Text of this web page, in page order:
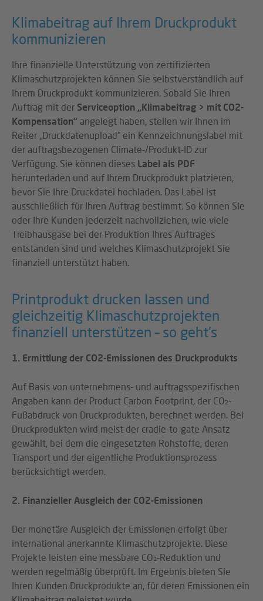
Klimabeitrag auf Ihrem Druckprodukt
kommunizieren
Ihre finanzielle Unterstützung von zertifizierten
Klimaschutzprojekten können Sie selbstverständlich auf
Ihrem Druckprodukt kommunizieren. Sobald Sie Ihren
Auftrag mit der Serviceoption „Klimabeitrag > mit CO2-
Kompensation“ angelegt haben, stellen wir Ihnen im
Reiter „Druckdatenupload“ ein Kennzeichnungslabel mit
der auftragsbezogenen Climate-/Produkt-ID zur
Verfügung. Sie können dieses Label als PDF
herunterladen und auf Ihrem Druckprodukt platzieren,
bevor Sie Ihre Druckdatei hochladen. Das Label ist
ausschließlich für Ihren Auftrag bestimmt. So können Sie
oder Ihre Kunden jederzeit nachvollziehen, wie viele
Treibhausgase bei der Produktion Ihres Auftrages
entstanden sind und welches Klimaschutzprojekt Sie
finanziell unterstützt haben.
Printprodukt drucken lassen und
gleichzeitig Klimaschutzprojekten
finanziell unterstützen – so geht‘s
1. Ermittlung der CO2-Emissionen des Druckprodukts
Auf Basis von unternehmens- und auftragsspezifischen
Angaben kann der Product Carbon Footprint, der CO₂-
Fußabdruck von Druckprodukten, berechnet werden. Bei
Druckprodukten wird meist der cradle-to-gate Ansatz
gewählt, bei dem die eingesetzten Rohstoffe, deren
Transport und der eigentliche Produktionsprozess
berücksichtigt werden.
2. Finanzieller Ausgleich der CO2-Emissionen
Der monetäre Ausgleich der Emissionen erfolgt über
international anerkannte Klimaschutzprojekte. Diese
Projekte leisten eine messbare CO₂-Reduktion und
werden regelmäßig überprüft. Im Ergebnis bieten Sie
Ihren Kunden Druckprodukte an, für deren Emissionen ein